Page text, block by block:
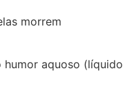
morrem
aquoso (líquido